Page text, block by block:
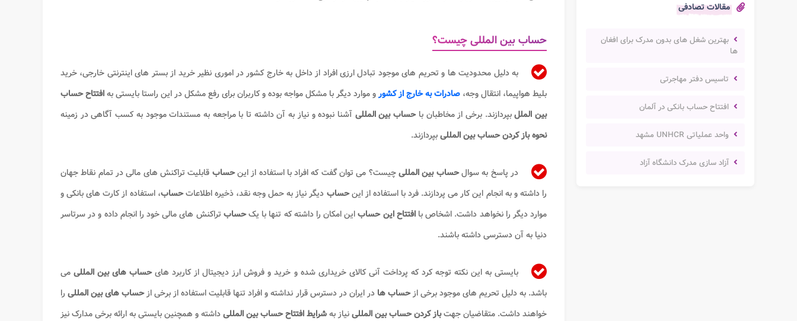
مقالات تصادفی
بهترین شغل های بدون مدرک برای افغان
ها
تاسیس دفتر مهاجرتی
افتتاح حساب بانکی در آلمان
واحد عملیاتی UNHCR مشهد
آزاد سازی مدرک دانشگاه آزاد
حساب بین المللی چیست؟
به دلیل محدودیت ها و تحریم های موجود تبادل ارزی افراد از داخل به خارج کشور در اموری نظیر خرید از بستر های اینترنتی خارجی، خرید
بلیط هواپیما، انتقال وجه، صادرات به خارج از کشورو موارد دیگر با مشکل مواجه بوده و کاربران برای رفع مشکل در این راستا بایستی بهافتتاح حساب
بین المللبپردازند. برخی از مخاطبان با حساب بین المللی آشنا نبوده و نیاز به آن داشته تا با مراجعه به مستندات موجود به کسب آگاهی در زمینه
نحوه باز کردن حساب بین المللیبپردازند.
در پاسخ به سوالحساب بین المللیچیست؟ می توان گفت که افراد با استفاده از اینحساب قابلیت تراکنش های مالی در تمام نقاط جهان
را داشته و به انجام این کار می پردازند. فرد با استفاده از اینحساب دیگر نیاز به حمل وجه نقد، ذخیره اطلاعاتحساب، استفاده از کارت های بانکی و
موارد دیگر را نخواهد داشت. اشخاص باافتتاح این حساباین امکان را داشته که تنها با یکحساب تراکنش های مالی خود را انجام داده و در سرتاسر
دنیا به آن دسترسی داشته باشند.
بایستی به این نکته توجه کرد که پرداخت آنی کالای خریداری شده و خرید و فروش ارز دیجیتال از کاربرد هایحساب های بین المللی می
باشد. به دلیل تحریم های موجود برخی ازحساب هادر ایران در دسترس قرار نداشته و افراد تنها قابلیت استفاده از برخی ازحساب های بین المللیرا
خواهند داشت. متقاضیان جهتباز کردن حساب بین المللینیاز بهشرایط افتتاح حساب بین المللیداشته و همچنین بایستی به ارائه برخی مدارک نیز